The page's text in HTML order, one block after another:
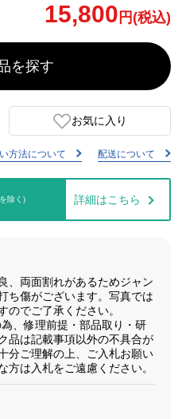
15,800 円(税込)
を探す
お気に入り
方法について 配送について
除く) 詳細はこちら
、両面割れがあるためジャン
ち傷がございます。写真では
のでご了承ください。
、修理前提・部品取り・研
品は記載事項以外の不具合が
分ご理解の上、ご入札お願い
方は入札をご遠慮ください。